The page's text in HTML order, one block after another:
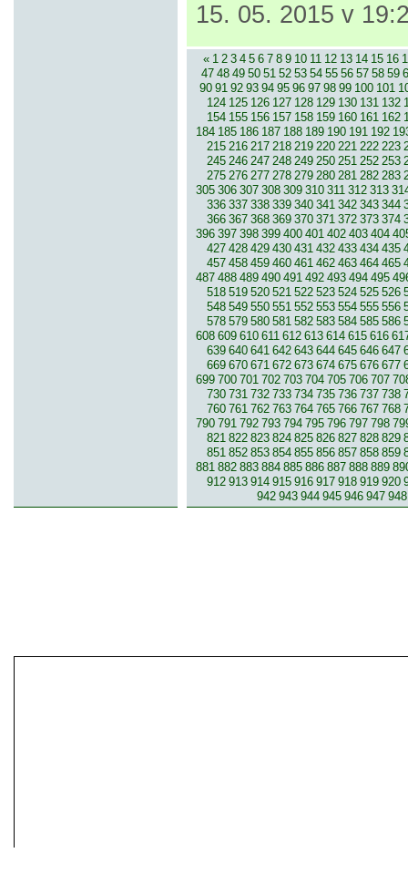
15. 05. 2015 v
« 1 2 3 4 5 6 7 8 9 10 11 12 13 14 15 16
47 48 49 50 51 52 53 54 55 56 57 58 59
90 91 92 93 94 95 96 97 98 99 100 101
124 125 126 127 128 129 130 131 132
154 155 156 157 158 159 160 161 162
184 185 186 187 188 189 190 191 192
215 216 217 218 219 220 221 222 223
245 246 247 248 249 250 251 252 253
275 276 277 278 279 280 281 282 283
305 306 307 308 309 310 311 312 313
336 337 338 339 340 341 342 343 344
366 367 368 369 370 371 372 373 374
396 397 398 399 400 401 402 403 404
427 428 429 430 431 432 433 434 435
457 458 459 460 461 462 463 464 465
487 488 489 490 491 492 493 494 495
518 519 520 521 522 523 524 525 526
548 549 550 551 552 553 554 555 556
578 579 580 581 582 583 584 585 586
608 609 610 611 612 613 614 615 616
639 640 641 642 643 644 645 646 647
669 670 671 672 673 674 675 676 677
699 700 701 702 703 704 705 706 707
730 731 732 733 734 735 736 737 738
760 761 762 763 764 765 766 767 768
790 791 792 793 794 795 796 797 798
821 822 823 824 825 826 827 828 829
851 852 853 854 855 856 857 858 859
881 882 883 884 885 886 887 888 889
912 913 914 915 916 917 918 919 920
942 943 944 945 946 947 948